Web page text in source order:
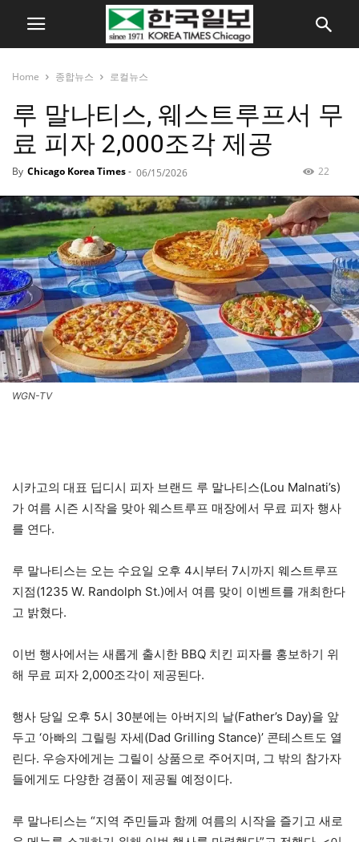
Home 종합뉴스 로컬뉴스
루 말나티스, 웨스트루프서 무
료 피자 2,000조각 제공
By Chicago Korea Times- 06/15/2026 22
WGN-TV
시카고의 대표 딥디시 피자 브랜드 루 말나티스(Lou Malnati’s)
가 여름 시즌 시작을 맞아 웨스트루프 매장에서 무료 피자 행사
를 연다.
루 말나티스는 오는 수요일 오후 4시부터 7시까지 웨스트루프
지점(1235 W. Randolph St.)에서 여름 맞이 이벤트를 개최한다
고 밝혔다.
이번 행사에서는 새롭게 출시한 BBQ 치킨 피자를 홍보하기 위
해 무료 피자 2,000조각이 제공된다.
행사 당일 오후 5시 30분에는 아버지의 날(Father’s Day)을 앞
두고 ‘아빠의 그릴링 자세(Dad Grilling Stance)’ 콘테스트도 열
린다. 우승자에게는 그릴이 상품으로 주어지며, 그 밖의 참가자
들에게도 다양한 경품이 제공될 예정이다.
루 말나티스는 “지역 주민들과 함께 여름의 시작을 즐기고 새로